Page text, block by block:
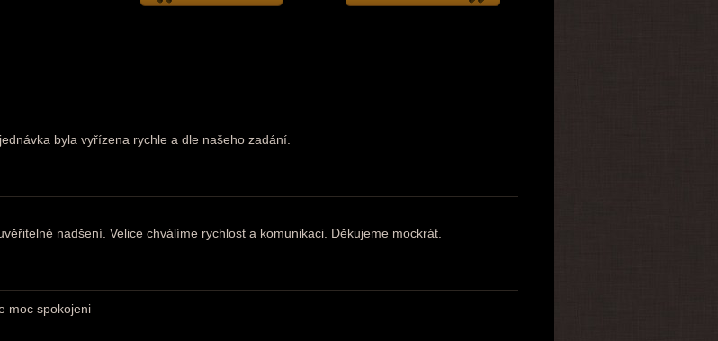
byla vyřízena rychle a dle našeho zadání.
nadšení. Velice chválíme rychlost a komunikaci. Děkujeme mockrát.
moc spokojeni